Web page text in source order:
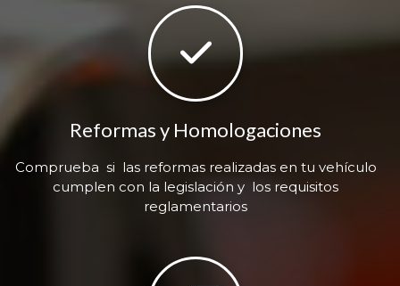
Reformas y Homologaciones
Comprueba si las reformas realizadas en tu vehículo
cumplen con la legislación y los requisitos
reglamentarios